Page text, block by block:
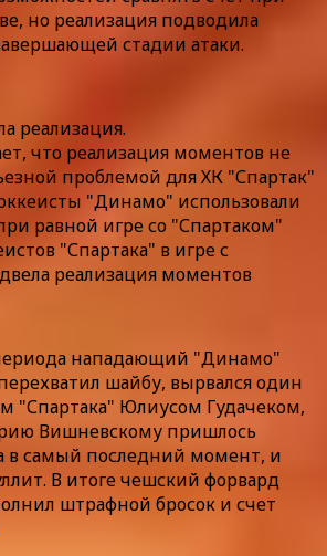
но реализация подводила
стадии атаки.
реализация.
что реализация моментов не
проблемой для ХК "Спартак"
"Динамо" использовали
равной игре со "Спартаком"
"Спартака" в игре с
реализация моментов
нападающий "Динамо"
шайбу, вырвался один
"Спартака" Юлиусом Гудачеком,
Вишневскому пришлось
в самый последний момент, и
В итоге чешский форвард
штрафной бросок и счет